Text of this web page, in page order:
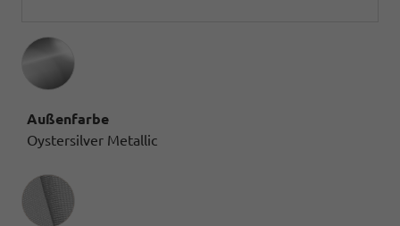
Außenfarbe
Oystersilver Metallic
Innenausstattung